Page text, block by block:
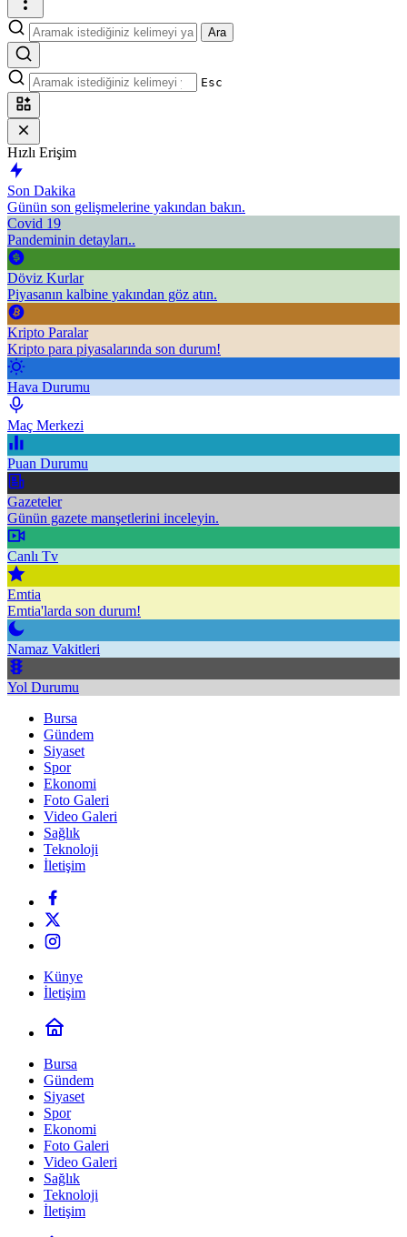
Ara
Esc
Hızlı Erişim
Son Dakika
Günün son gelişmelerine yakından bakın.
Covid 19
Pandeminin detayları..
Döviz Kurlar
Piyasanın kalbine yakından göz atın.
Kripto Paralar
Kripto para piyasalarında son durum!
Hava Durumu
Maç Merkezi
Puan Durumu
Gazeteler
Günün gazete manşetlerini inceleyin.
Canlı Tv
Emtia
Emtia'larda son durum!
Namaz Vakitleri
Yol Durumu
Bursa
Gündem
Siyaset
Spor
Ekonomi
Foto Galeri
Video Galeri
Sağlık
Teknoloji
İletişim
Künye
İletişim
Bursa
Gündem
Siyaset
Spor
Ekonomi
Foto Galeri
Video Galeri
Sağlık
Teknoloji
İletişim